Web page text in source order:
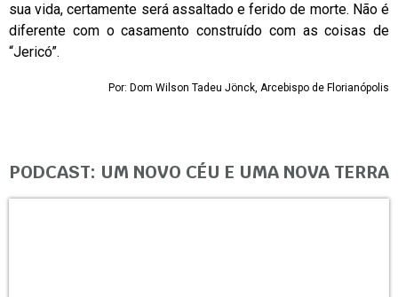
sua vida, certamente será assaltado e ferido de morte. Não é
diferente com o casamento construído com as coisas de
“Jericó”.
Por: Dom Wilson Tadeu Jönck, Arcebispo de Florianópolis
PODCAST: UM NOVO CÉU E UMA NOVA TERRA